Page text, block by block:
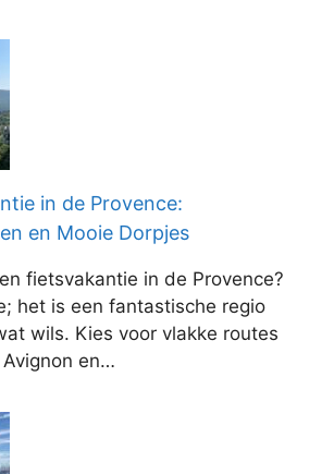
in de Provence:
en Mooie Dorpjes
fietsvakantie in de Provence?
het is een fantastische regio
wils. Kies voor vlakke routes
en…